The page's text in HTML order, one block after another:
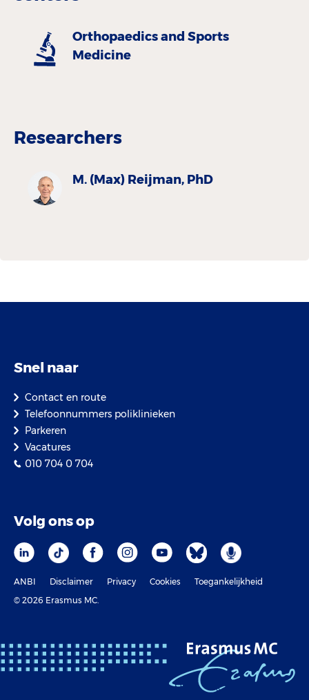
Orthopaedics and Sports
Medicine
Researchers
M. (Max) Reijman, PhD
Snel naar
Contact en route
Telefoonnummers poliklinieken
Parkeren
Vacatures
010 704 0 704
Volg ons op
ANBI Disclaimer Privacy Cookies
Toegankelijkheid
© 2026 Erasmus MC.